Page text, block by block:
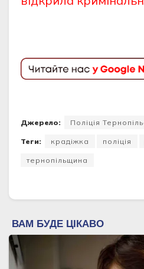
Джерело: Поліція
Теги: крадіжка поліція
тернопільщина